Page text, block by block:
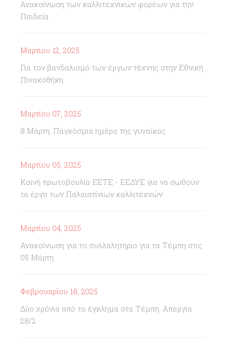
Ανακοίνωση των καλλιτεχνικών φορέων για την
Παιδεία
Μαρτίου 12, 2025
Για τον βανδαλισμό των έργων τέχνης στην Εθνική
Πινακοθήκη
Μαρτίου 07, 2025
8 Μάρτη. Παγκόσμια ημέρα της γυναίκας
Μαρτίου 05, 2025
Κοινή πρωτοβουλία ΕΕΤΕ - ΕΕΔΥΕ για να σωθούν
τα έργα των Παλαιστίνιων καλλιτεχνών
Μαρτίου 04, 2025
Ανακοίνωση για το συλλαλητήριο για τα Τέμπη στις
05 Μάρτη
Φεβρουαρίου 18, 2025
Δύο χρόνια από το έγκλημα στα Τέμπη. Απεργία
28/2